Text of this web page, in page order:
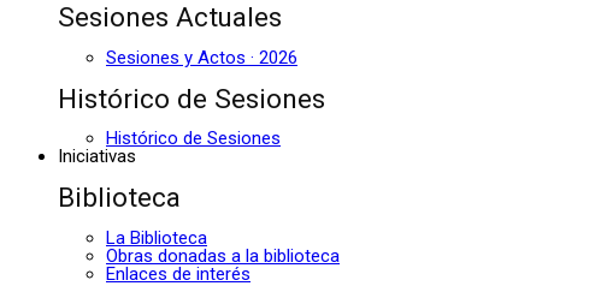
Sesiones Actuales
Sesiones y Actos · 2026
Histórico de Sesiones
Histórico de Sesiones
Iniciativas
Biblioteca
La Biblioteca
Obras donadas a la biblioteca
Enlaces de interés